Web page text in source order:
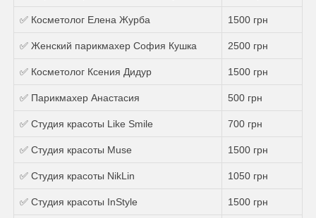
✅ Косметолог Елена Журба 1500 грн
✅ Женский парикмахер София Кушка 2500 грн
✅ Косметолог Ксения Дидур 1500 грн
✅ Парикмахер Анастасия 500 грн
✅ Студия красоты Like Smile 700 грн
✅ Студия красоты Muse 1500 грн
✅ Студия красоты NikLin 1050 грн
✅ Студия красоты InStyle 1500 грн